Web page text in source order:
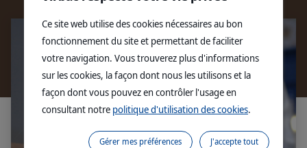
Ce site web utilise des cookies nécessaires au bon
fonctionnement du site et permettant de faciliter
votre navigation. Vous trouverez plus d'informations
sur les cookies, la façon dont nous les utilisons et la
façon dont vous pouvez en contrôler l'usage en
consultant notre politique d'utilisation des cookies.
J'accepte tout
Gérer mes préférences